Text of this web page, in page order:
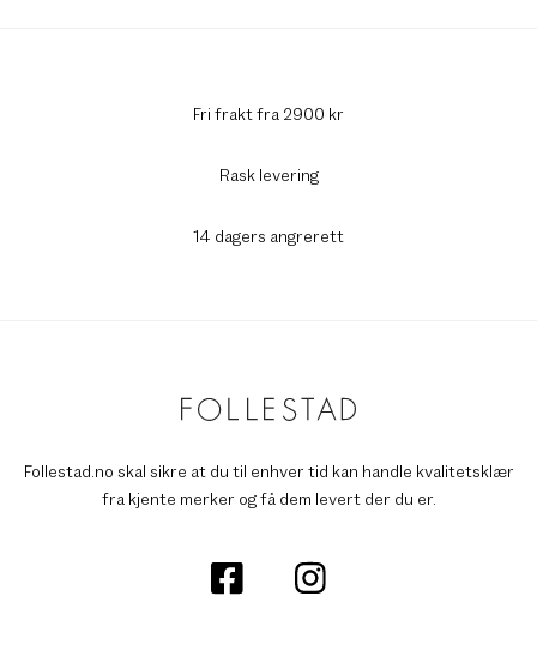
Fri frakt fra 2900 kr
Rask levering
14 dagers angrerett
Follestad.no skal sikre at du til enhver tid kan handle kvalitetsklær
fra kjente merker og få dem levert der du er.